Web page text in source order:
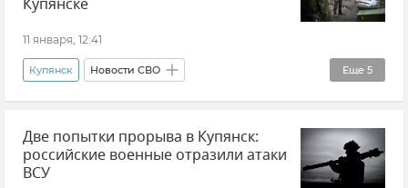
11 января, 12:41
Еще 5
Купянск Новости СВО
Министерство обороны РФ
ВСУ (Вооруженные силы Украины)
Вооруженные силы России
Две попытки прорыва в Купянск:
российские военные отразили атаки
ВСУ